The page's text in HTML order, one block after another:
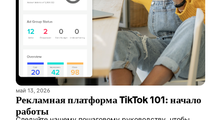
май 13, 2026
Рекламная платформа TikTok 101: начало
работы